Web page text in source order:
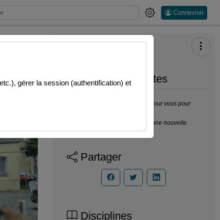
Connexion
Prendre des notes
Il n’y a pas de note disponible pour vous pour
Connectez-vous pour en créer une nouvelle.
Partager
Disciplines
gérer la session (authentification) et